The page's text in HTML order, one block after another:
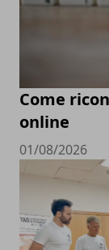
Come
online
01/08/2026